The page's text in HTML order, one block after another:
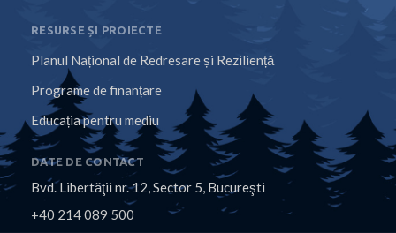
RESURSE ȘI PROIECTE
Planul Național de Redresare și Reziliență
Programe de finanțare
Educația pentru mediu
DATE DE CONTACT
Bvd. Libertăţii nr. 12, Sector 5, Bucureşti
+40 214 089 500